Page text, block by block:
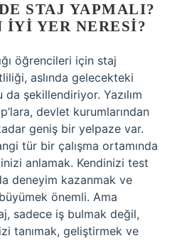
STAJ YAPMALI?
İYI YER NERESI?
öğrencileri için staj
aslında gelecekteki
şekillendiriyor. Yazılım
devlet kurumlarından
geniş bir yelpaze var.
tür bir çalışma ortamında
anlamak. Kendinizi test
deneyim kazanmak ve
önemli. Ama
sadece iş bulmak değil,
tanımak, geliştirmek ve